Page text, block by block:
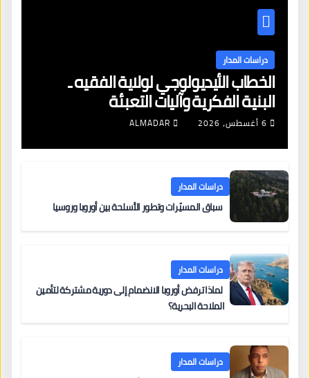
دراسات المدار
الخطاب الأيديولوجي لولاية الفقيه ـ
البنية الفكرية وآليات التعبئة
6 أغسطس، 2026 ALMADAR
دراسات المدار
سباق المسيّرات وتطور الأسلحة بين أوروبا وروسيا
دراسات المدار
لماذا ترفض أوروبا الانضمام إلى دورية مشتركة لتأمين
الملاحة البحرية؟
دراسات المدار